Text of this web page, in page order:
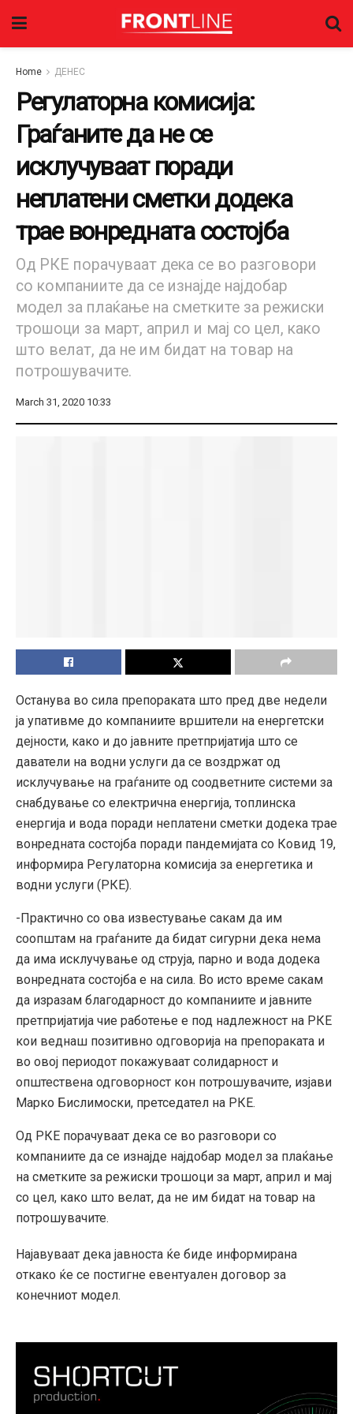
Home ДЕНЕС
Регулаторна комисија:
Граѓаните да не се
исклучуваат поради
неплатени сметки додека
трае вонредната состојба
Од РКЕ порачуваат дека се во разговори
со компаниите да се изнајде најдобар
модел за плаќање на сметките за режиски
трошоци за март, април и мај со цел, како
што велат, да не им бидат на товар на
потрошувачите.
March 31, 2020 10:33
Останува во сила препораката што пред две недели
ја упативме до компаниите вршители на енергетски
дејности, како и до јавните претпријатија што се
даватели на водни услуги да се воздржат од
исклучување на граѓаните од соодветните системи за
снабдување со електрична енергија, топлинска
енергија и вода поради неплатени сметки додека трае
вонредната состојба поради пандемијата со Ковид 19,
информира Регулаторна комисија за енергетика и
водни услуги (РКЕ).
-Практично со ова известување сакам да им
соопштам на граѓаните да бидат сигурни дека нема
да има исклучување од струја, парно и вода додека
вонредната состојба е на сила. Во исто време сакам
да изразам благодарност до компаниите и јавните
претпријатија чие работење е под надлежност на РКЕ
кои веднаш позитивно одговорија на препораката и
во овој периодот покажуваат солидарност и
општествена одговорност кон потрошувачите, изјави
Марко Бислимоски, претседател на РКЕ.
Од РКЕ порачуваат дека се во разговори со
компаниите да се изнајде најдобар модел за плаќање
на сметките за режиски трошоци за март, април и мај
со цел, како што велат, да не им бидат на товар на
потрошувачите.
Најавуваат дека јавноста ќе биде информирана
откако ќе се постигне евентуален договор за
конечниот модел.